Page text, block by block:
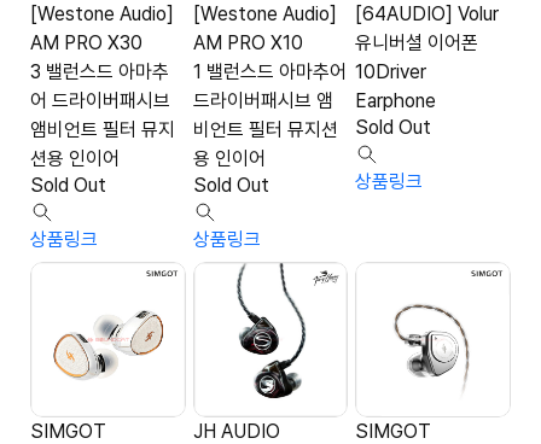
[Westone Audio]
AM PRO X30
3 밸런스드 아마추
어 드라이버패시브
앰비언트 필터 뮤지
션용 인이어
Sold Out
상품링크
[Westone Audio]
AM PRO X10
1 밸런스드 아마추어
드라이버패시브 앰
비언트 필터 뮤지션
용 인이어
Sold Out
상품링크
[64AUDIO] Volur
유니버셜 이어폰
10Driver
Earphone
Sold Out
상품링크
SIMGOT
JH AUDIO
SIMGOT